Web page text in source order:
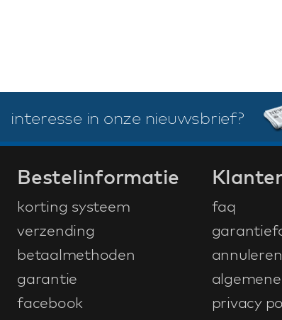
interesse in onze nieuwsbrief?
Bestelinformatie
korting systeem
verzending
betaalmethoden
garantie
facebook
faq
privacy